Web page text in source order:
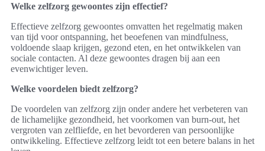
Welke zelfzorg gewoontes zijn effectief?
Effectieve zelfzorg gewoontes omvatten het regelmatig maken
van tijd voor ontspanning, het beoefenen van mindfulness,
voldoende slaap krijgen, gezond eten, en het ontwikkelen van
sociale contacten. Al deze gewoontes dragen bij aan een
evenwichtiger leven.
Welke voordelen biedt zelfzorg?
De voordelen van zelfzorg zijn onder andere het verbeteren van
de lichamelijke gezondheid, het voorkomen van burn-out, het
vergroten van zelfliefde, en het bevorderen van persoonlijke
ontwikkeling. Effectieve zelfzorg leidt tot een betere balans in het